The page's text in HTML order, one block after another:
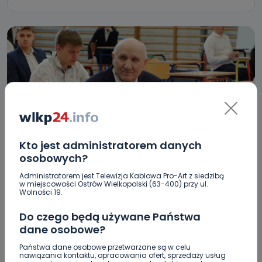
Kto jest administratorem danych
osobowych?
Administratorem jest Telewizja Kablowa Pro-Art z siedzibą
w miejscowości Ostrów Wielkopolski (63-400) przy ul.
Wolności 19.
Do czego będą używane Państwa
dane osobowe?
Państwa dane osobowe przetwarzane są w celu
nawiązania kontaktu, opracowania ofert, sprzedaży usług
HOT REGION WIADOMOŚCI
Ma 85 lat. Pan Józef właśnie podszedł do
matury!
17.05.2024 13:39
Ewa Szewczyk